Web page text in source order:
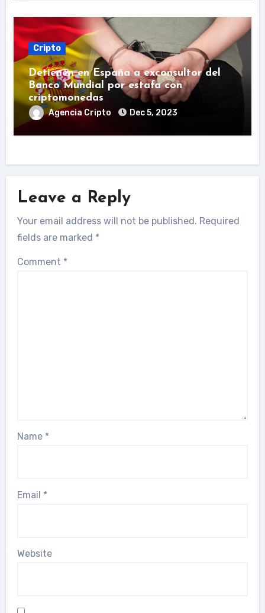
Cripto
Detienen en España a exconsultor del
Banco Mundial por estafa con
criptomonedas
Agencia Cripto Dec 5, 2023
Leave a Reply
Your email address will not be published. Required
fields are marked *
Comment *
Name *
Email *
Website